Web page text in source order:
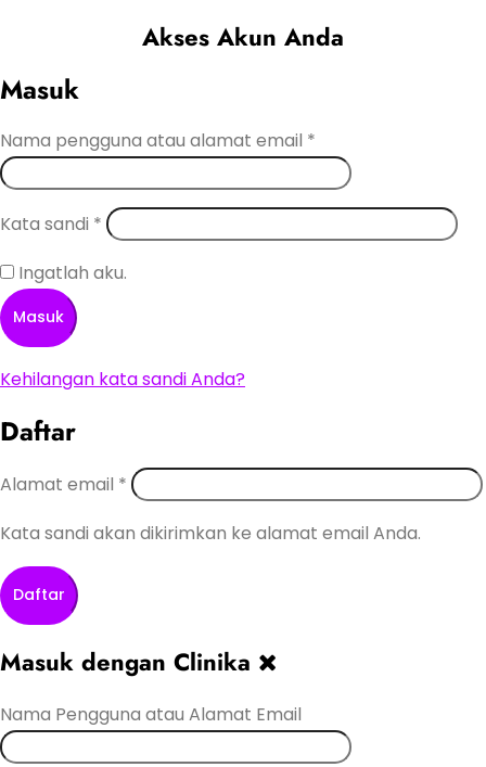
Akses Akun Anda
Masuk
Nama pengguna atau alamat email *
Kata sandi *
Ingatlah aku.
Masuk
Kehilangan kata sandi Anda?
Daftar
Alamat email *
Kata sandi akan dikirimkan ke alamat email Anda.
Daftar
Masuk dengan Clinika
Nama Pengguna atau Alamat Email